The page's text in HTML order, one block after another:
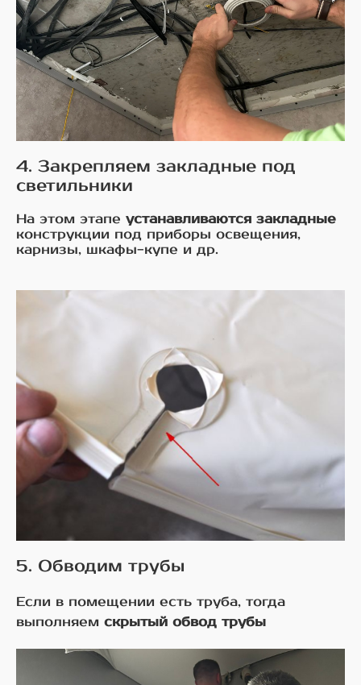
4. Закрепляем закладные под
светильники
На этом этапе устанавливаются закладные
конструкции под приборы освещения,
карнизы, шкафы-купе и др.
5. Обводим трубы
Если в помещении есть труба, тогда
выполняем скрытый обвод трубы